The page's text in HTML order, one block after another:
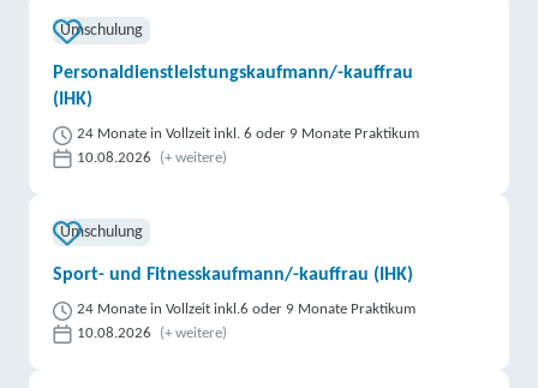
Umschulung
Personaldienstleistungskaufmann/-kauffrau
(IHK)
24 Monate in Vollzeit inkl. 6 oder 9 Monate Praktikum
10.08.2026
(+ weitere)
Umschulung
Sport- und Fitnesskaufmann/-kauffrau (IHK)
24 Monate in Vollzeit inkl.6 oder 9 Monate Praktikum
10.08.2026
(+ weitere)